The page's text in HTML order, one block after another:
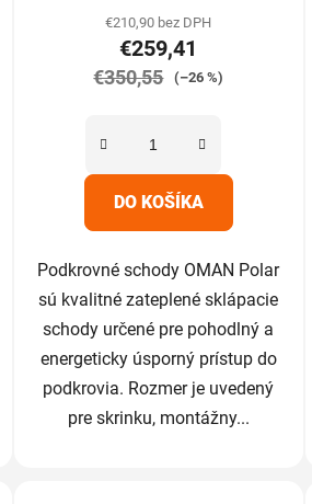
produktu
je
5,0
€210,90 bez DPH
€259,41
€350,55 (–26 %)
DO KOŠÍKA
Podkrovné schody OMAN Polar
sú kvalitné zateplené sklápacie
schody určené pre pohodlný a
energeticky úsporný prístup do
podkrovia. Rozmer je uvedený
pre skrinku, montážny...